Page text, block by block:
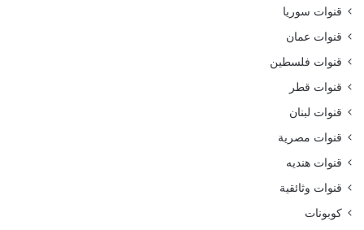
قنوات سوريا
قنوات عمان
قنوات فلسطين
قنوات قطر
قنوات لبنان
قنوات مصرية
قنوات هنديه
قنوات وثائقية
كوبونات